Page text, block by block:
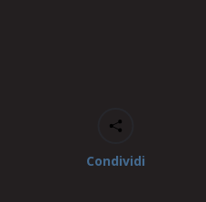
Condividi